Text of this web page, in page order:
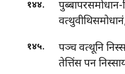
१४४.
पुब्बापरसमोधान-
१४५.
पञ्च वत्थूनि
तेत्तिंस पन